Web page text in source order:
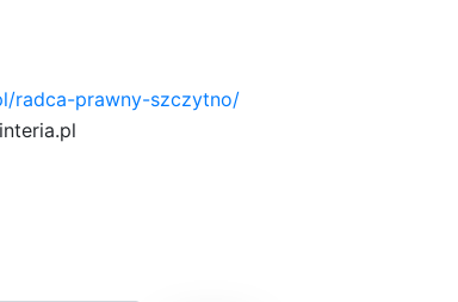
radca-prawny-szczytno/
i2
nter6
ia.pl